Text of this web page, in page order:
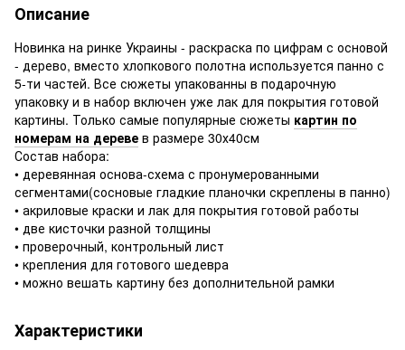
Описание
Новинка на ринке Украины - раскраска по цифрам с основой
- дерево, вместо хлопкового полотна используется панно с
5-ти частей. Все сюжеты упакованны в подарочную
упаковку и в набор включен уже лак для покрытия готовой
картины. Только самые популярные сюжеты картин по
номерам на дереве в размере 30х40см
Состав набора:
• деревянная основа-схема с пронумерованными
сегментами(сосновые гладкие планочки скреплены в панно)
• акриловые краски и лак для покрытия готовой работы
• две кисточки разной толщины
• проверочный, контрольный лист
• крепления для готового шедевра
• можно вешать картину без дополнительной рамки
Характеристики